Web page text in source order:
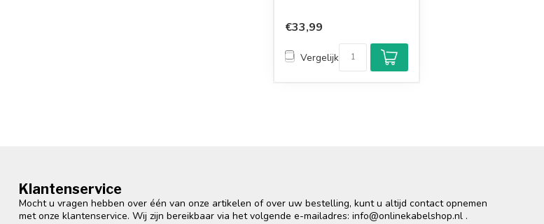
€33,99
Vergelijk
Klantenservice
Mocht u vragen hebben over één van onze artikelen of over uw bestelling, kunt u altijd contact opnemen
met onze klantenservice. Wij zijn bereikbaar via het volgende e-mailadres: info@onlinekabelshop.nl .